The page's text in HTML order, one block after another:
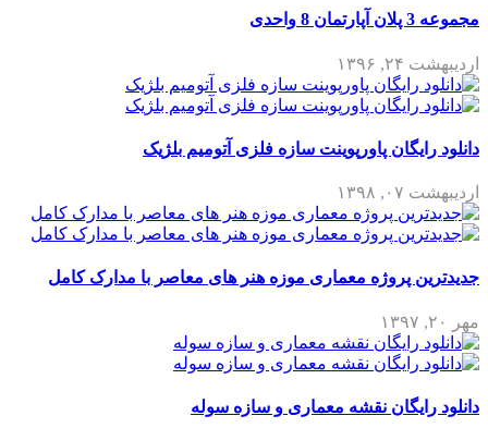
مجموعه 3 پلان آپارتمان 8 واحدی
اردیبهشت ۲۴, ۱۳۹۶
دانلود رایگان پاورپوینت سازه فلزی آتومیم بلژیک
اردیبهشت ۰۷, ۱۳۹۸
جدیدترین پروژه معماری موزه هنر های معاصر با مدارک کامل
مهر ۲۰, ۱۳۹۷
دانلود رایگان نقشه معماری و سازه سوله